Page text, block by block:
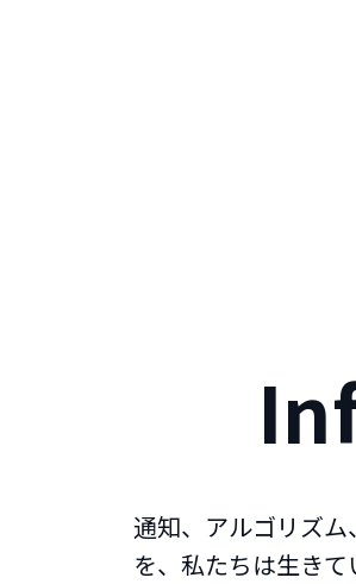
通知、アルゴリズ
を、私たちは生き